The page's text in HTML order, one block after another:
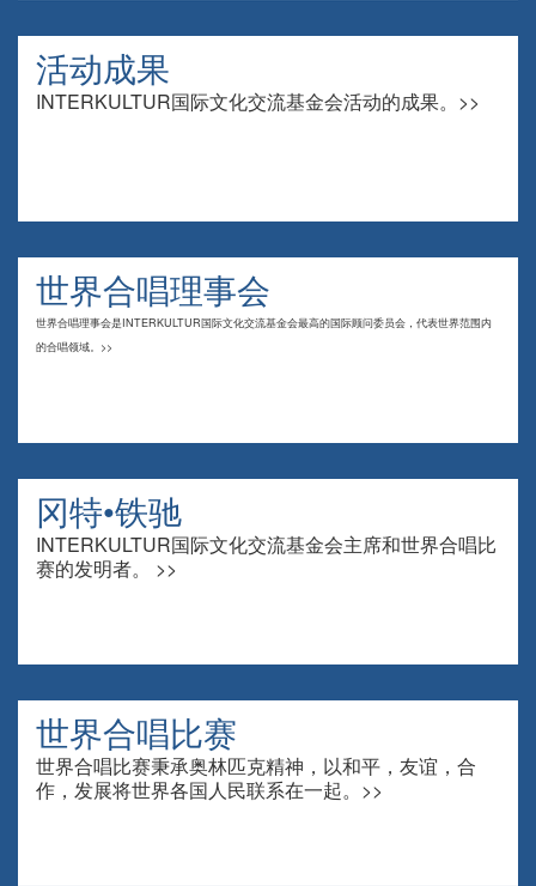
活动成果
INTERKULTUR国际文化交流基金会活动的成果。>>
世界合唱理事会
世界合唱理事会是INTERKULTUR国际文化交流基金会最高的国际顾问委员会，代表世界范围内
的合唱领域。>>
冈特•铁驰
INTERKULTUR国际文化交流基金会主席和世界合唱比
赛的发明者。 >>
世界合唱比赛
世界合唱比赛秉承奥林匹克精神，以和平，友谊，合
作，发展将世界各国人民联系在一起。>>